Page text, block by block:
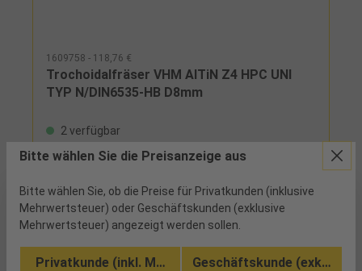
1609758 - 118,76 €
Trochoidalfräser VHM AlTiN Z4 HPC UNI
TYP N/DIN6535-HB D8mm
2 verfügbar
ungleich gedrallt für einen ruhigen Lauf und sehr
Eckenradius für höchste Standzeiten, sehr hohe
Zerspanleistung, verstärkter Kern, große
Spannuten im Frontbereich, Schneiden mit
Vergleichen
Bitte wählen Sie die Preisanzeige aus
Bitte wählen Sie, ob die Preise für Privatkunden (inklusive
Mehrwertsteuer) oder Geschäftskunden (exklusive
Mehrwertsteuer) angezeigt werden sollen.
Privatkunde (inkl. MwSt.) Geschäftskunde (exkl.